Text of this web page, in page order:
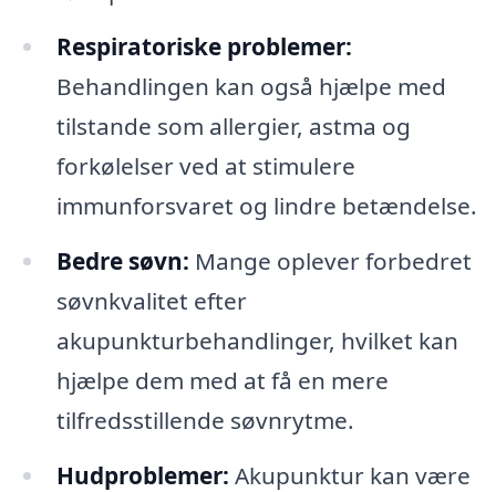
Respiratoriske problemer:
Behandlingen kan også hjælpe med
tilstande som allergier, astma og
forkølelser ved at stimulere
immunforsvaret og lindre betændelse.
Bedre søvn: Mange oplever forbedret
søvnkvalitet efter
akupunkturbehandlinger, hvilket kan
hjælpe dem med at få en mere
tilfredsstillende søvnrytme.
Hudproblemer: Akupunktur kan være